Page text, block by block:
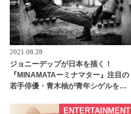
2021.08.28
ジョニーデップが日本を描く！
『MINAMATAーミナマター』注目の
若手俳優・青木柚が青年シゲルを熱
ENTERTAINMENT